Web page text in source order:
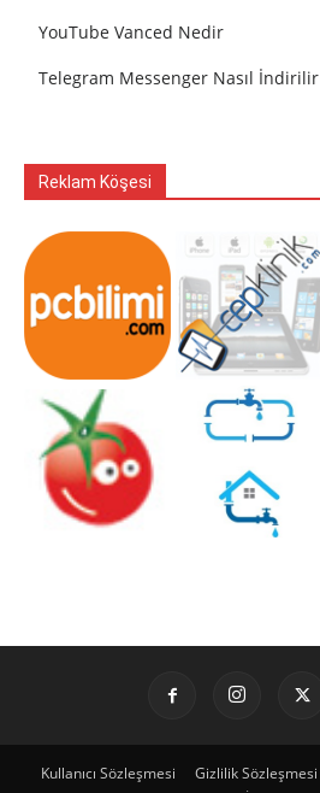
YouTube Vanced Nedir
Telegram Messenger Nasıl İndirilir
Reklam Köşesi
Kullanıcı Sözleşmesi Gizlilik Sözleşmesi